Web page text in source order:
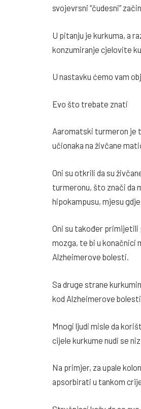
svojevrsni “čudesni”
U pitanju je kurkuma, a
konzumiranje cjelovite
U nastavku ćemo vam
Evo što trebate znati
Aaromatski turmeron je
učionaka na živčane
Oni su otkrili da su
turmeronu, što znači da
hipokampusu, mjesu
Oni su također primijetili
mozga, te bi u konačnici
Alzheimerove bolesti.
Sa druge strane
kod Alzheimerove bolesti.
Mnogi ljudi misle da
cijele kurkume nudi se
Na primjer, za upale
apsorbirati u tankom